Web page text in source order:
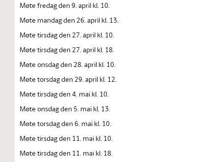
Møte fredag den 9. april kl. 10.
Møte mandag den 26. april kl. 13.
Møte tirsdag den 27. april kl. 10.
Møte tirsdag den 27. april kl. 18.
Møte onsdag den 28. april kl. 10.
Møte torsdag den 29. april kl. 12.
Møte tirsdag den 4. mai kl. 10.
Møte onsdag den 5. mai kl. 13.
Møte torsdag den 6. mai kl. 10.
Møte tirsdag den 11. mai kl. 10.
Møte tirsdag den 11. mai kl. 18.